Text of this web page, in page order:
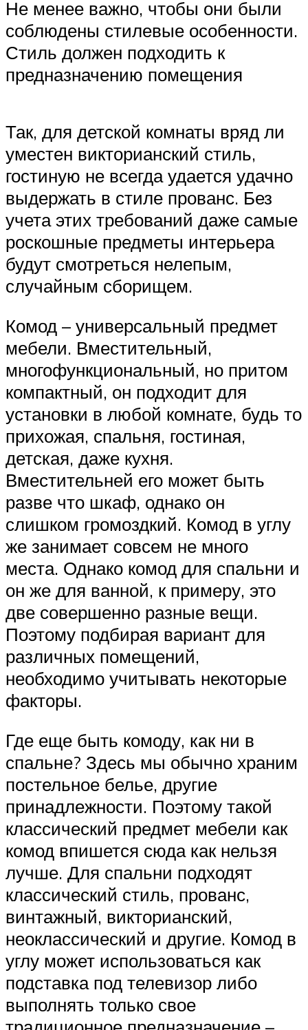
Не менее важно, чтобы они были
соблюдены стилевые особенности.
Стиль должен подходить к
предназначению помещения
Так, для детской комнаты вряд ли
уместен викторианский стиль,
гостиную не всегда удается удачно
выдержать в стиле прованс. Без
учета этих требований даже самые
роскошные предметы интерьера
будут смотреться нелепым,
случайным сборищем.
Комод – универсальный предмет
мебели. Вместительный,
многофункциональный, но притом
компактный, он подходит для
установки в любой комнате, будь то
прихожая, спальня, гостиная,
детская, даже кухня.
Вместительней его может быть
разве что шкаф, однако он
слишком громоздкий. Комод в углу
же занимает совсем не много
места. Однако комод для спальни и
он же для ванной, к примеру, это
две совершенно разные вещи.
Поэтому подбирая вариант для
различных помещений,
необходимо учитывать некоторые
факторы.
Где еще быть комоду, как ни в
спальне? Здесь мы обычно храним
постельное белье, другие
принадлежности. Поэтому такой
классический предмет мебели как
комод впишется сюда как нельзя
лучше. Для спальни подходят
классический стиль, прованс,
винтажный, викторианский,
неоклассический и другие. Комод в
углу может использоваться как
подставка под телевизор либо
выполнять только свое